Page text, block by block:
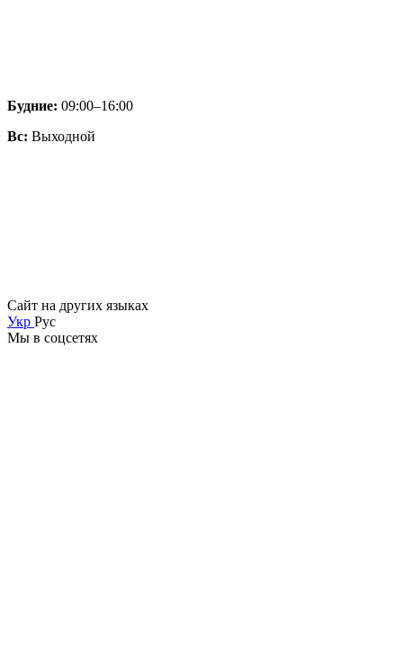
Будние: 09:00–16:00
Вс: Выходной
Сайт на других языках
Укр Рус
Мы в соцсетях